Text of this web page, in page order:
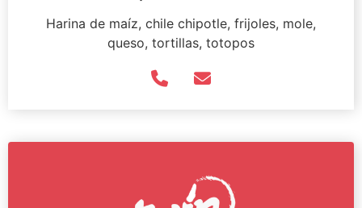
Harina de maíz, chile chipotle, frijoles, mole,
queso, tortillas, totopos